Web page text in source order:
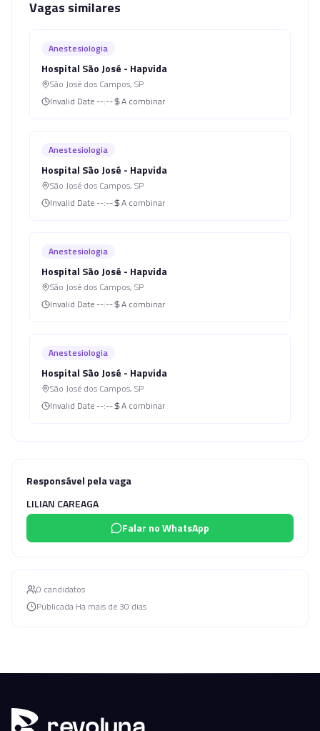
Vagas similares
Anestesiologia
Hospital São José - Hapvida
São José dos Campos, SP
Invalid Date --:-- A combinar
Anestesiologia
Hospital São José - Hapvida
São José dos Campos, SP
Invalid Date --:-- A combinar
Anestesiologia
Hospital São José - Hapvida
São José dos Campos, SP
Invalid Date --:-- A combinar
Anestesiologia
Hospital São José - Hapvida
São José dos Campos, SP
Invalid Date --:-- A combinar
Responsável pela vaga
LILIAN CAREAGA
Falar no WhatsApp
0 candidatos
Publicada Ha mais de 30 dias